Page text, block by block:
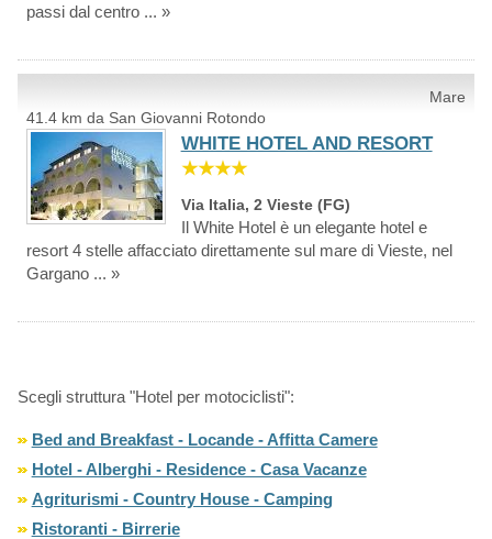
passi dal centro ... »
Mare
41.4 km da San Giovanni Rotondo
WHITE HOTEL AND RESORT
★★★★
Via Italia, 2 Vieste (FG)
Il White Hotel è un elegante hotel e
resort 4 stelle affacciato direttamente sul mare di Vieste, nel
Gargano ... »
Scegli struttura "Hotel per motociclisti":
Bed and Breakfast - Locande - Affitta Camere
Hotel - Alberghi - Residence - Casa Vacanze
Agriturismi - Country House - Camping
Ristoranti - Birrerie